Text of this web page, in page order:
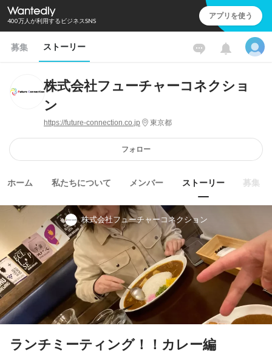
400万人が利用するビジネスSNS アプリを使う
募集 ストーリー
株式会社フューチャーコネクショ
ン
https://future-connection.co.jp 東京都
フォロー
ホーム 私たちについて メンバー ストーリー 募集
株式会社フューチャーコネクション
ランチミーティング！！カレー編